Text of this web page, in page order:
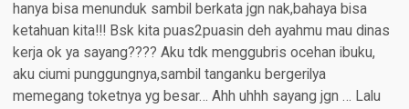
hanya bisa menunduk sambil berkata jgn nak,bahaya bisa
ketahuan kita!!! Bsk kita puas2puasin deh ayahmu mau dinas
kerja ok ya sayang???? Aku tdk menggubris ocehan ibuku,
aku ciumi punggungnya,sambil tanganku bergerilya
memegang toketnya yg besar… Ahh uhhh sayang jgn … Lalu